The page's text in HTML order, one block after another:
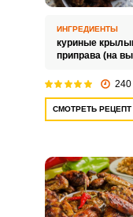
ИНГРЕДИЕНТЫ
куриные
приправа (на
СМОТРЕТЬ РЕЦЕПТ